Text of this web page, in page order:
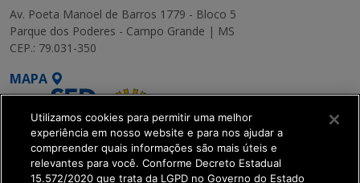
Av. Poeta Manoel de Barros 1779 - Bloco 5
Parque dos Poderes - Campo Grande | MS
CEP.: 79.031-350
MAPA
Utilizamos cookies para permitir uma melhor
experiência em nosso website e para nos ajudar a
compreender quais informações são mais úteis e
relevantes para você. Conforme Decreto Estadual
15.572/2020 que trata da LGPD no Governo do Estado